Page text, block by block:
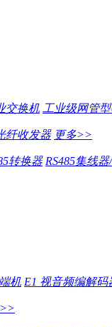
交换机 工业级网管
纤收发器 更多>>
转换器 RS485集线
机 E1 视音频编解码